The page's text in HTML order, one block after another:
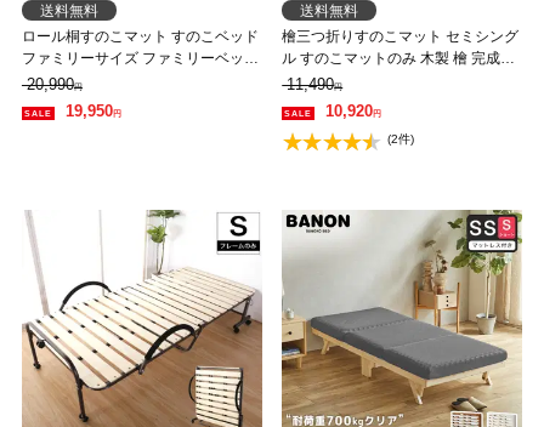
送料無料
ロール桐すのこマット すのこベッド
ファミリーサイズ ファミリーベッド
幅240cm ベッドフレーム 木製 低ホ
ルムアルデヒド 軽い
20,990円
19,950円
送料無料
檜三つ折りすのこマット セミシング
ル すのこマットのみ 木製 檜 完成品
軽量 二分割可能 布団が干せる コン
11,490円
10,920円
(2件)